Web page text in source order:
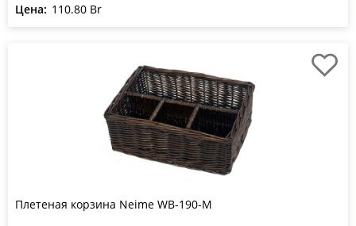
Цена: 110.80 Br
Плетеная корзина Neime WB-190-M